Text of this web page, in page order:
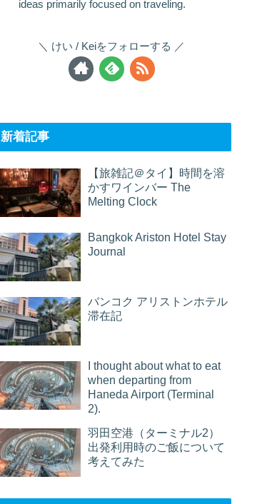
ideas primarily focused on traveling.
けい / Keiをフォローする
新着記事
【旅雑記＠タイ】時間を溶
かすワインバー The
Melting Clock
Bangkok Ariston Hotel Stay
Journal
バンコク アリストンホテル
滞在記
I thought about what to eat
when departing from
Haneda Airport (Terminal
2).
羽田空港（ターミナル2）
出発利用時のご飯について
考えてみた